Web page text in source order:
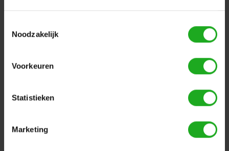
Noodzakelijk
Voorkeuren
Statistieken
Marketing
Zwembadrobot
Dolphin Zenit 15 |
Zwembadrobot